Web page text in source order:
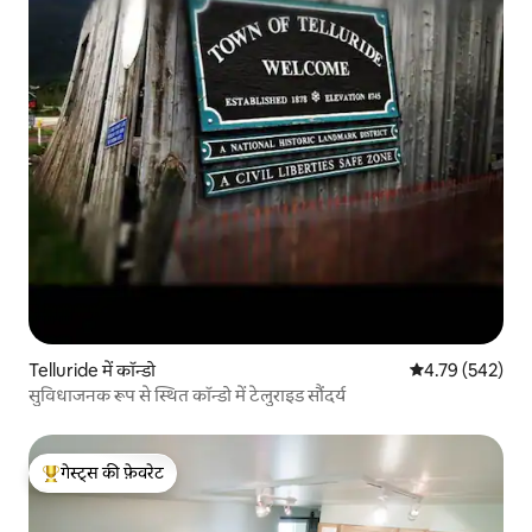
Telluride में कॉन्डो औसत रेटिंग 5 में से
4.79 (542)
सुविधाजनक रूप से स्थित कॉन्डो में टेलुराइड सौंदर्य
गेस्ट्स का टॉप फ़ेवरेट
गेस्ट्स की फ़ेवरेट